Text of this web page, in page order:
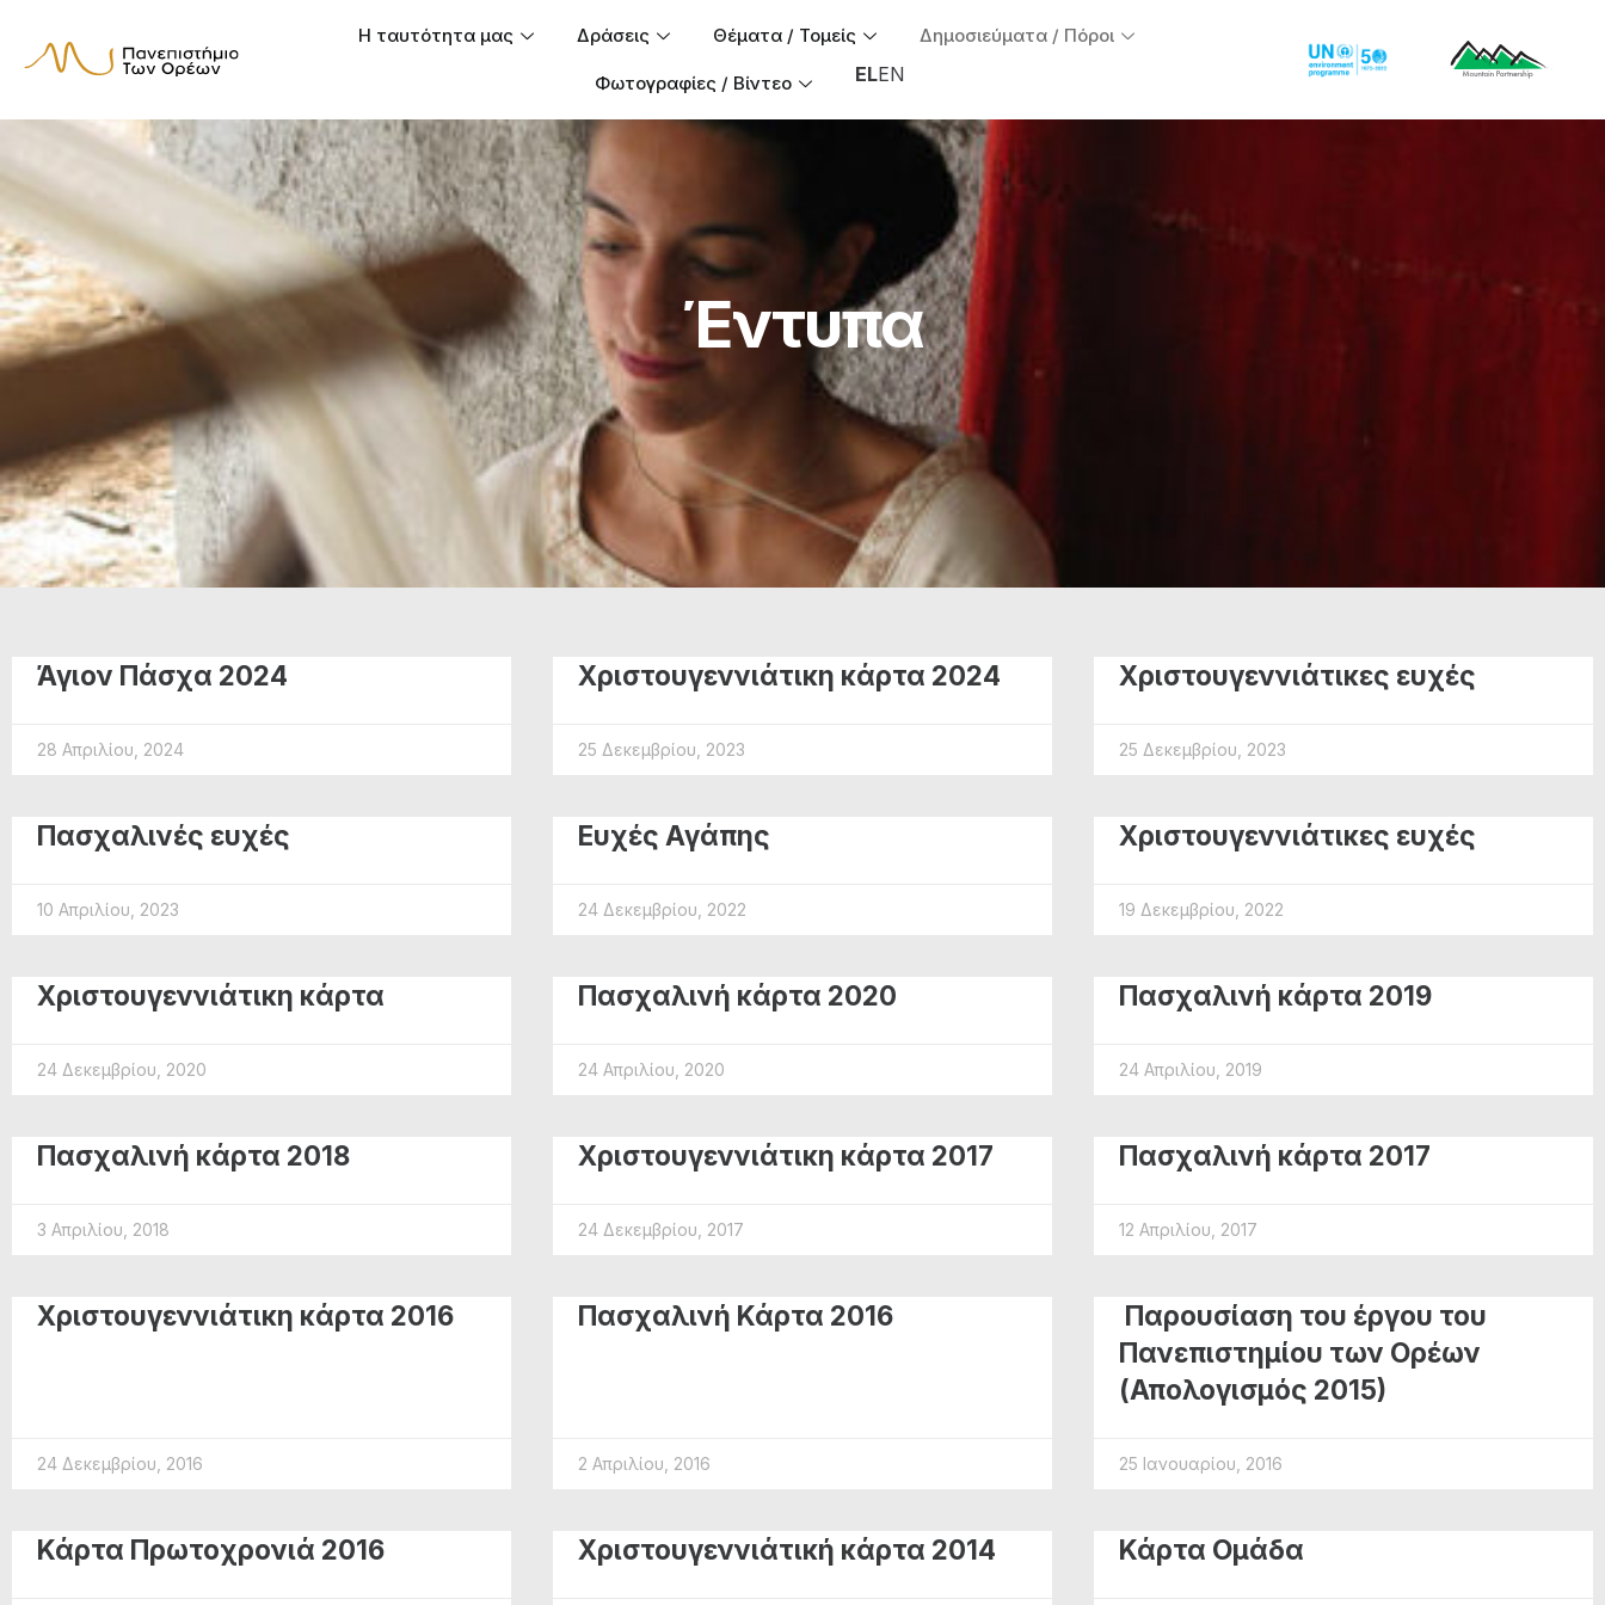
Η ταυτότητα μας Δράσεις Θέματα / Τομείς Δημοσιεύματα / Πόροι
Φωτογραφίες / Βίντεο ELEN
Έντυπα
Άγιον Πάσχα 2024
28 Απριλίου, 2024
Χριστουγεννιάτικη κάρτα 2024
25 Δεκεμβρίου, 2023
Χριστουγεννιάτικες ευχές
25 Δεκεμβρίου, 2023
Πασχαλινές ευχές
10 Απριλίου, 2023
Ευχές Αγάπης
24 Δεκεμβρίου, 2022
Χριστουγεννιάτικες ευχές
19 Δεκεμβρίου, 2022
Χριστουγεννιάτικη κάρτα
24 Δεκεμβρίου, 2020
Πασχαλινή κάρτα 2020
24 Απριλίου, 2020
Πασχαλινή κάρτα 2019
24 Απριλίου, 2019
Πασχαλινή κάρτα 2018
3 Απριλίου, 2018
Χριστουγεννιάτικη κάρτα 2017
24 Δεκεμβρίου, 2017
Πασχαλινή κάρτα 2017
12 Απριλίου, 2017
Χριστουγεννιάτικη κάρτα 2016
24 Δεκεμβρίου, 2016
Πασχαλινή Κάρτα 2016
2 Απριλίου, 2016
Παρουσίαση του έργου του
Πανεπιστημίου των Ορέων
(Απολογισμός 2015)
25 Ιανουαρίου, 2016
Κάρτα Πρωτοχρονιά 2016 Χριστουγεννιάτική κάρτα 2014 Κάρτα Ομάδα